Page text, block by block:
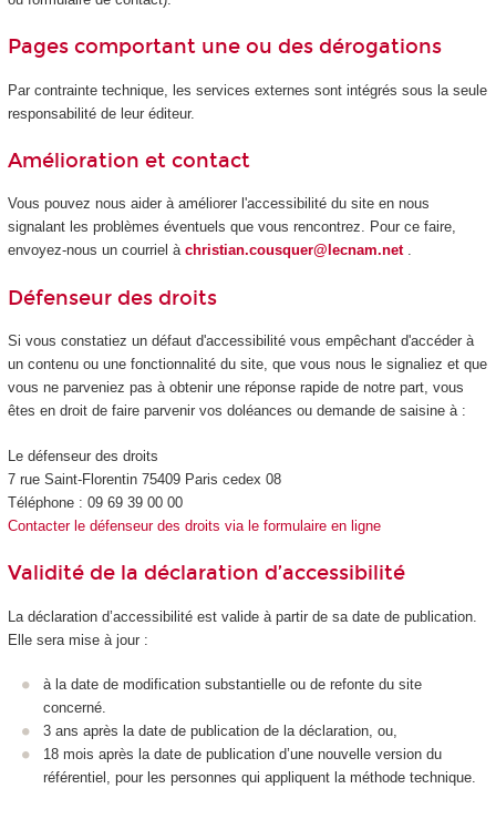
Pages comportant une ou des dérogations
Par contrainte technique, les services externes sont intégrés sous la seule
responsabilité de leur éditeur.
Amélioration et contact
Vous pouvez nous aider à améliorer l'accessibilité du site en nous
signalant les problèmes éventuels que vous rencontrez. Pour ce faire,
envoyez-nous un courriel à christian.cousquer@lecnam.net .
Défenseur des droits
Si vous constatiez un défaut d'accessibilité vous empêchant d'accéder à
un contenu ou une fonctionnalité du site, que vous nous le signaliez et que
vous ne parveniez pas à obtenir une réponse rapide de notre part, vous
êtes en droit de faire parvenir vos doléances ou demande de saisine à :
Le défenseur des droits
7 rue Saint-Florentin 75409 Paris cedex 08
Téléphone : 09 69 39 00 00
Contacter le défenseur des droits via le formulaire en ligne
Validité de la déclaration d’accessibilité
La déclaration d’accessibilité est valide à partir de sa date de publication.
Elle sera mise à jour :
à la date de modification substantielle ou de refonte du site
concerné.
3 ans après la date de publication de la déclaration, ou,
18 mois après la date de publication d’une nouvelle version du
référentiel, pour les personnes qui appliquent la méthode technique.